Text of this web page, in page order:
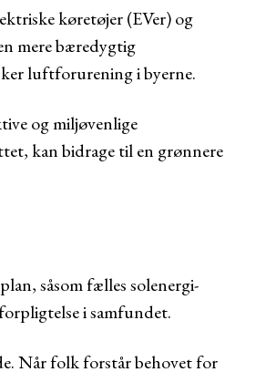
køretøjer (EVer) og
mere bæredygtig
luftforurening i byerne.
og miljøvenlige
kan bidrage til en grønnere
såsom fælles solenergi-
i samfundet.
Når folk forstår behovet for